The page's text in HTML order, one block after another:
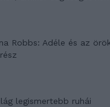
Robbs: Adéle és az
legismertebb ruhái